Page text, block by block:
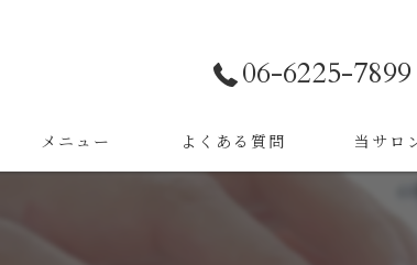
06-6225-7899
メニュー よくある質問 当サロ